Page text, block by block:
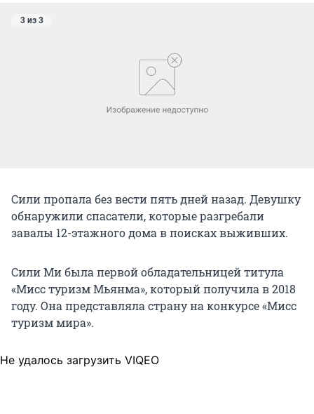
3 из 3
Сили пропала без вести пять дней назад. Девушку
обнаружили спасатели, которые разгребали
завалы 12-этажного дома в поисках выживших.
Сили Ми была первой обладательницей титула
«Мисс туризм Мьянма», который получила в 2018
году. Она представляла страну на конкурсе «Мисс
туризм мира».
Не удалось загрузить VIQEO